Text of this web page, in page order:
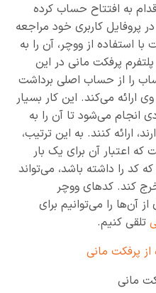
به افتتاح حساب کرده
پروفایل کاربری خود مراجعه
با استفاده از ووچر، آن را به
پرفکت مانی در این
را از حساب اصلی برداشت
ارائه می‌کند. این کار بسیار
انجام می‌شود تا آن را به
ارائه کنند. به این ترتیب،
اعتبار آن برای یک بار
کد را داشته باشد، می‌تواند
کند. کدهای ووچر
از آن‌ها را می‌توانیم برای
تلقی کنیم.
از پرفکت مانی